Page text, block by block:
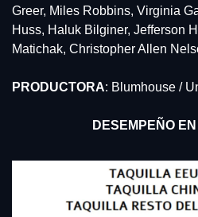
Greer, Miles Robbins, Virginia
Huss, Haluk Bilginer, Jefferson
Matichak, Christopher Allen
PRODUCTORA: Blumhouse /
DESEMPEÑO